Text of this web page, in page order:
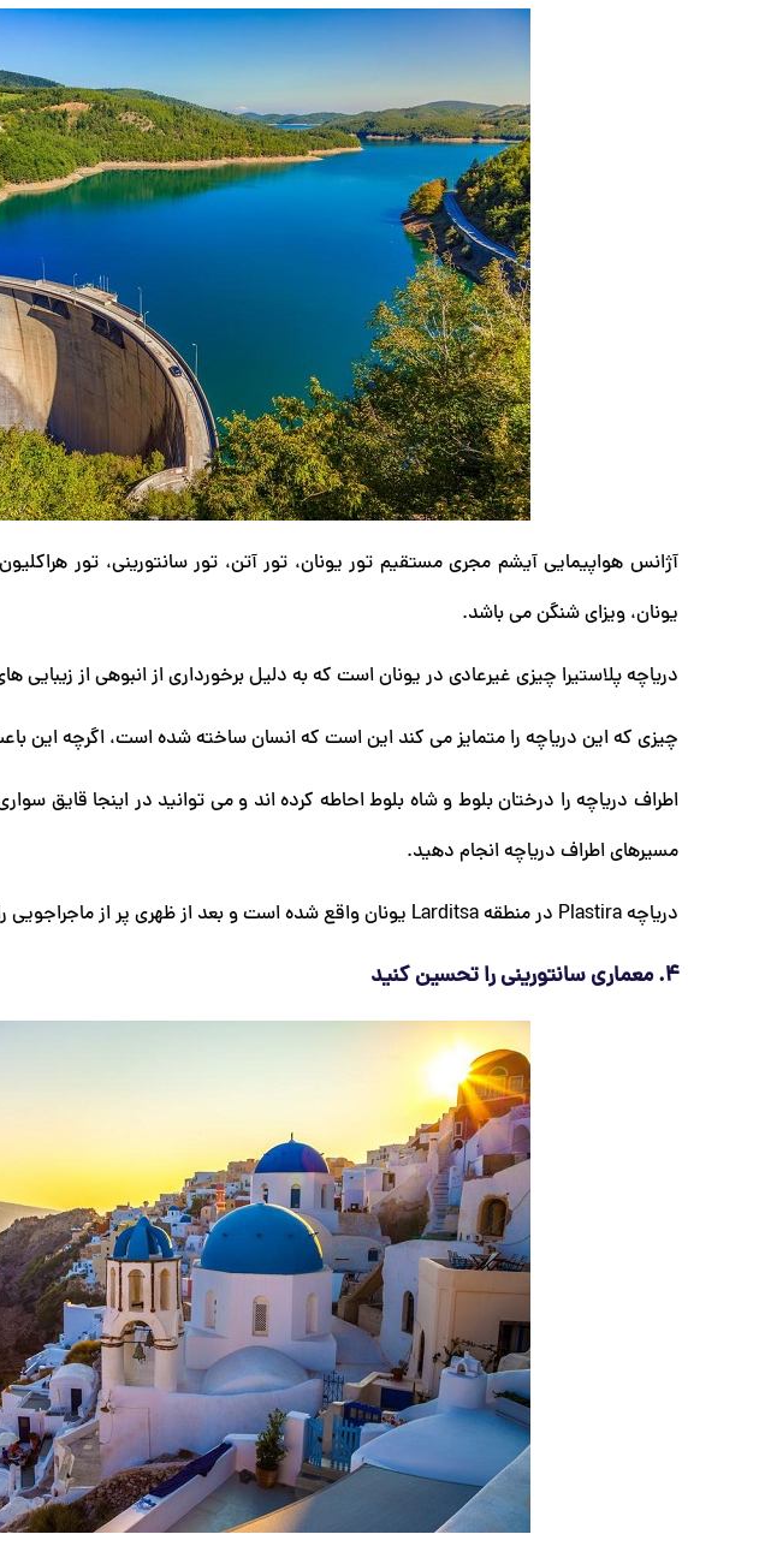
آژانس هواپیمایی آیشم مجری مستقیم تور یونان، تور آتن، تور سانتورینی، تور
یونان، ویزای شنگن می باشد.
دریاچه پلاستیرا چیزی غیرعادی در یونان است که به دلیل برخورداری از انبوهی از
چیزی که این دریاچه را متمایز می کند این است که انسان ساخته شده است، اگرچه این
اطراف دریاچه را درختان بلوط و شاه بلوط احاطه کرده اند و می توانید در اینجا قایق
مسیرهای اطراف دریاچه انجام دهید.
دریاچه Plastira در منطقه Larditsa یونان واقع شده است و بعد از ظهری پر از ماجراجویی را ارائه می دهد.
4. معماری سانتورینی را تحسین کنید